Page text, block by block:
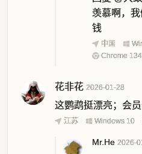
羡慕啊，
钱
中国
Chrome
花非花 2026-01-28
这鹦鹉挺漂亮；会
江苏 Windows 10
Mr.He 2026-